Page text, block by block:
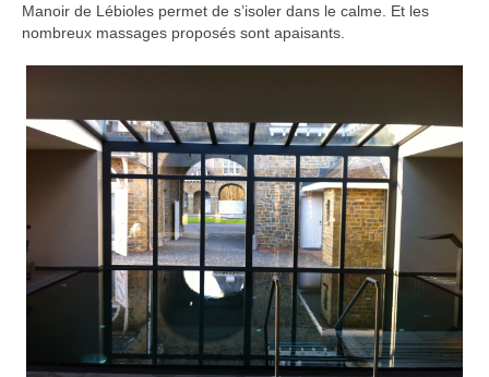
Manoir de Lébioles permet de s’isoler dans le calme. Et les
nombreux massages proposés sont apaisants.